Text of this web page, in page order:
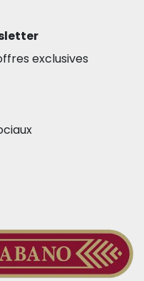
exclusives